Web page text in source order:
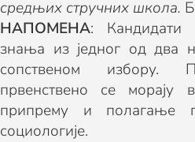
средњих стручних школа.
НАПОМЕНА: Кандидати
знања из једног од два
сопственом избору.
првенствено се морају
припрему и полагање
социологије.